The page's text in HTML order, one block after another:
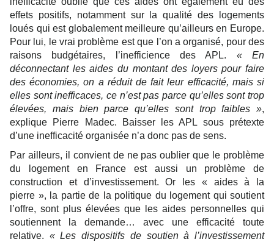
effets positifs, notamment sur la qualité des logements
loués qui est globalement meilleure qu’ailleurs en Europe.
Pour lui, le vrai problème est que l’on a organisé, pour des
raisons budgétaires, l’inefficience des APL. « En
déconnectant les aides du montant des loyers pour faire
des économies, on a réduit de fait leur efficacité, mais si
elles sont inefficaces, ce n’est pas parce qu’elles sont trop
élevées, mais bien parce qu’elles sont trop faibles »,
explique Pierre Madec. Baisser les APL sous prétexte
d’une inefficacité organisée n’a donc pas de sens.
Par ailleurs, il convient de ne pas oublier que le problème
du logement en France est aussi un problème de
construction et d’investissement. Or les « aides à la
pierre », la partie de la politique du logement qui soutient
l’offre, sont plus élevées que les aides personnelles qui
soutiennent la demande… avec une efficacité toute
relative. « Les dispositifs de soutien à l’investissement